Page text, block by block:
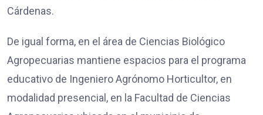
Cárdenas.
De igual forma, en el área de Ciencias Biológico
Agropecuarias mantiene espacios para el programa
educativo de Ingeniero Agrónomo Horticultor, en
modalidad presencial, en la Facultad de Ciencias